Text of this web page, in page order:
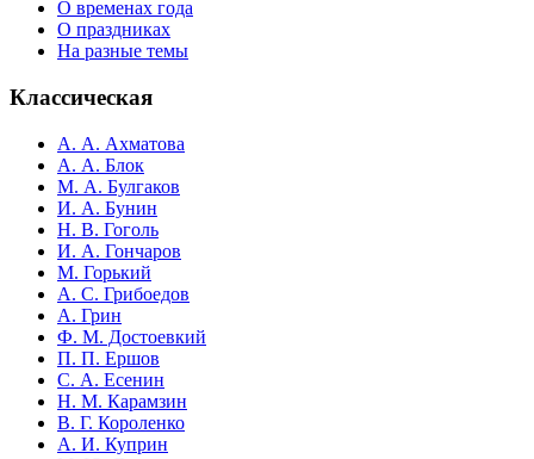
О временах года
О праздниках
На разные темы
Классическая
А. А. Ахматова
А. А. Блок
М. А. Булгаков
И. А. Бунин
Н. В. Гоголь
И. А. Гончаров
М. Горький
А. С. Грибоедов
А. Грин
Ф. М. Достоевкий
П. П. Ершов
С. А. Есенин
Н. М. Карамзин
В. Г. Короленко
А. И. Куприн